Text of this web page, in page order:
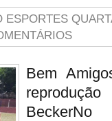
ESPORTES
Bem
reprodução